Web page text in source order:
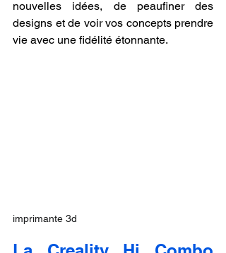
nouvelles idées, de peaufiner des
designs et de voir vos concepts prendre
vie avec une fidélité étonnante.
imprimante 3d